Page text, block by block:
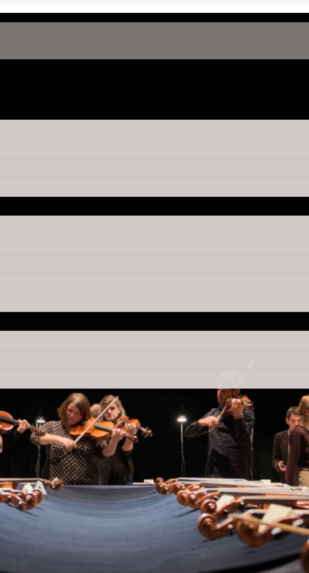
Was ist Klanggestalten?
Vor 300 Jahren lebten die Meister
Austausch untereinander kann der Grund
gefunden werden. Die Geigenbauer:innen
hatte die Gelegenheit, die